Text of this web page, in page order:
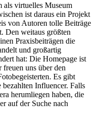
als virtuelles Museum
ist daraus ein Projekt
von Autoren tolle Beiträge
Den weitaus größten
Praxisbeiträgen die
und großartig
hat: Die Homepage ist
uns über den
Es gibt
Influencer. Falls
herumliegen haben, die
auf der Suche nach